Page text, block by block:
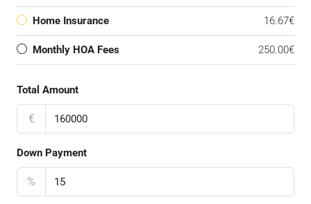
Home Insurance 16.67€
Monthly HOA Fees 250.00€
Total Amount
€
Down Payment
%